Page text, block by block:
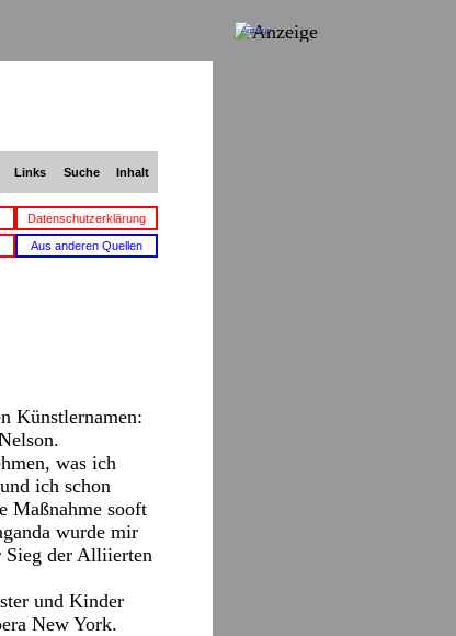
Links Suche Inhalt
Datenschutzerklärung
Aus anderen Quellen
Künstlernamen:
was ich
ich schon
Maßnahme sooft
wurde mir
Sieg der Alliierten
und Kinder
New York.
Anzeige